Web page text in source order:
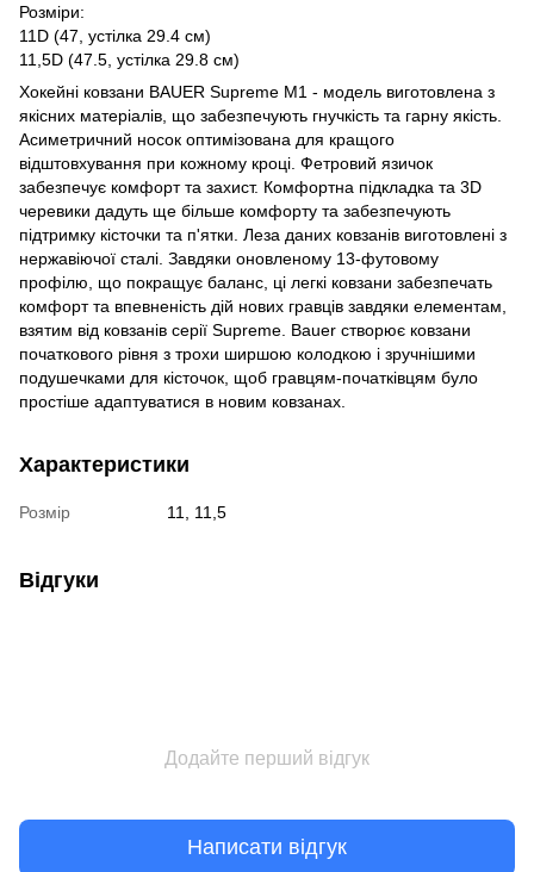
Розміри:
11D (47, устілка 29.4 см)
11,5D (47.5, устілка 29.8 см)
Хокейні ковзани BAUER Supreme M1 - модель виготовлена з
якісних матеріалів, що забезпечують гнучкість та гарну якість.
Асиметричний носок оптимізована для кращого
відштовхування при кожному кроці. Фетровий язичок
забезпечує комфорт та захист. Комфортна підкладка та 3D
черевики дадуть ще більше комфорту та забезпечують
підтримку кісточки та п'ятки. Леза даних ковзанів виготовлені з
нержавіючої сталі. Завдяки оновленому 13-футовому
профілю, що покращує баланс, ці легкі ковзани забезпечать
комфорт та впевненість дій нових гравців завдяки елементам,
взятим від ковзанів серії Supreme. Bauer створює ковзани
початкового рівня з трохи ширшою колодкою і зручнішими
подушечками для кісточок, щоб гравцям-початківцям було
простіше адаптуватися в новим ковзанах.
Характеристики
Розмір 11, 11,5
Відгуки
Додайте перший відгук
Написати відгук